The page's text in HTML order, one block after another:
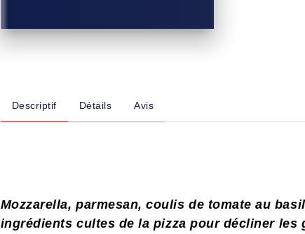
Descriptif Détails Avis
Mozzarella, parmesan, coulis de tomate au
ingrédients cultes de la pizza pour décliner